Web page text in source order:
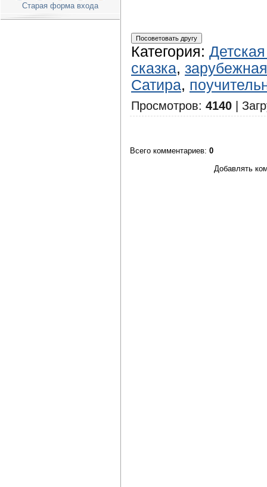
Старая форма входа
Категория:
сказка,
Сатира,
Просмотров: 4140
Всего комментариев: 0
Добавлять